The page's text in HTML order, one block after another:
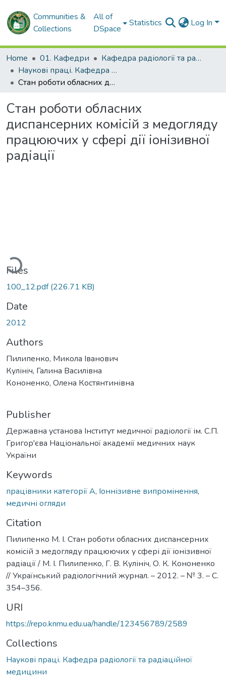
Communities &
Collections
All of
DSpace
Statistics Log In
Home 01. Кафедри
Кафедра радіології та радіаційної медицини
Наукові праці. Кафедра радіології та радіаційної медицини
Стан роботи обласних диспансерних комісій з медогляду працюючих у сфері дії іонізивної радіації
Стан роботи обласних
диспансерних комісій з медогляду
працюючих у сфері дії іонізивної
радіації
Files
100_12.pdf(226.71 KB)
Date
2012
Authors
Пилипенко, Микола Іванович
Кулініч, Галина Василівна
Кононенко, Олена Костянтинівна
Publisher
Державна установа Інститут медичної радіології ім. С.П.
Григор'єва Національної академії медичних наук
України
Keywords
працівники категорії А, Іоннізивне випромінення,
медичні огляди
Citation
Пилипенко М. І. Стан роботи обласних диспансерних
комісій з медогляду працюючих у сфері дії іонізивної
радіації / М. І. Пилипенко, Г. В. Кулініч, О. К. Кононенко
// Український радіологічний журнал. – 2012. – № 3. – С.
354–356.
URI
https://repo.knmu.edu.ua/handle/123456789/2589
Collections
Наукові праці. Кафедра радіології та радіаційної
медицини